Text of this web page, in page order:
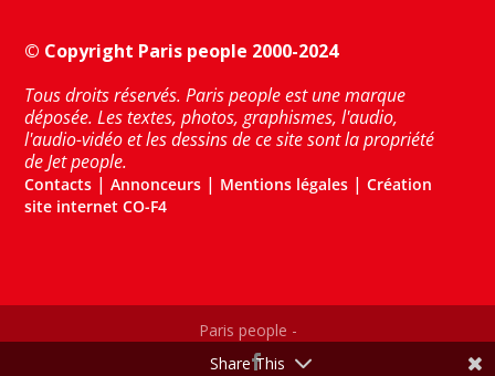
© Copyright Paris people 2000-2024
Tous droits réservés. Paris people est une marque
déposée. Les textes, photos, graphismes, l'audio,
l'audio-vidéo et les dessins de ce site sont la propriété
de Jet people.
Contacts |Annonceurs | Mentions légales |Création
site internet CO-F4
Paris people -
Share This